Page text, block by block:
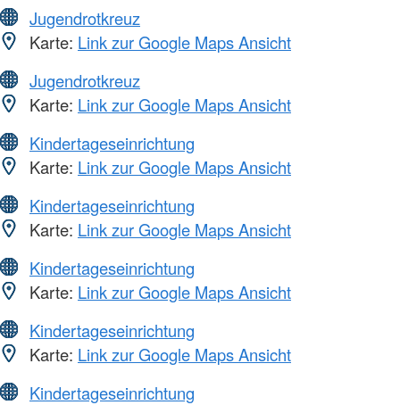
Jugendrotkreuz
Karte: Link zur Google Maps Ansicht
Jugendrotkreuz
Karte: Link zur Google Maps Ansicht
Kindertageseinrichtung
Karte: Link zur Google Maps Ansicht
Kindertageseinrichtung
Karte: Link zur Google Maps Ansicht
Kindertageseinrichtung
Karte: Link zur Google Maps Ansicht
Kindertageseinrichtung
Karte: Link zur Google Maps Ansicht
Kindertageseinrichtung